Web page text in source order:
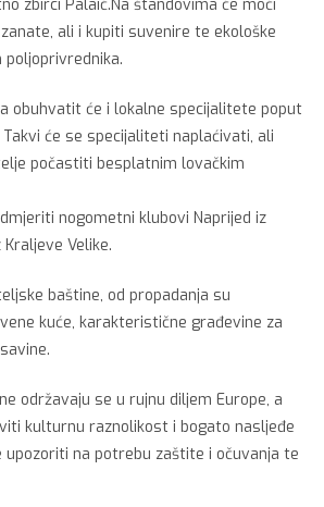
zbirci Palaić.Na štandovima će moći
ali i kupiti suvenire te ekološke
obuhvatit će i lokalne specijalitete poput
će se specijaliteti naplaćivati, ali
počastiti besplatnim lovačkim
nogometni klubovi Naprijed iz
Velike.
baštine, od propadanja su
kuće, karakteristične građevine za
održavaju se u rujnu diljem Europe, a
kulturnu raznolikost i bogato nasljeđe
upozoriti na potrebu zaštite i očuvanja te